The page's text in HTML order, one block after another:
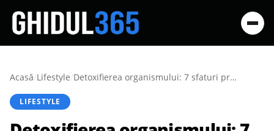
Acasă/Lifestyle/ Detoxifierea organismului: 7 sfaturi practice și remedii naturale eficiente
LIFESTYLE